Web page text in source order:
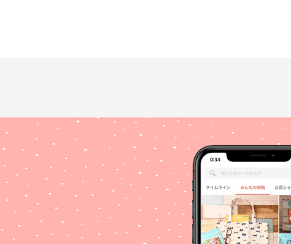
「モニター」をご覧ください！ 応募
期間は5/16までとなります。皆様のご
応募お待ちしております✨ #ホビーシ
ョー残念企画 #ハンドメイド応援企画
#どこでもホビーショー #ハーバリウ